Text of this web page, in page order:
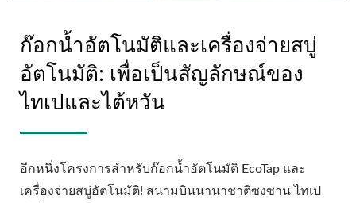
ก๊อกน้ำอัตโนมัติและเครื่องจ่ายสบู่
อัตโนมัติ: เพื่อเป็นสัญลักษณ์ของ
ไทเปและไต้หวัน
อีกหนึ่งโครงการสำหรับก๊อกน้ำอัตโนมัติ EcoTap และ
เครื่องจ่ายสบู่อัตโนมัติ! สนามบินนานาชาติซงซาน ไทเป